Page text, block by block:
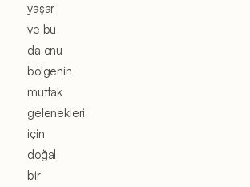
yaşar
ve bu
da onu
bölgenin
mutfak
gelenekleri
için
doğal
bir